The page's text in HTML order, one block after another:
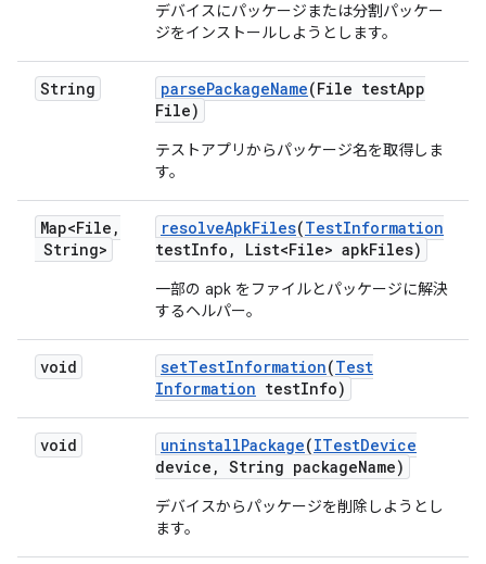
デバイスにパッケージまたは分割パッケー
ジをインストールしようとします。
String parsePackageName(File testApp
File)
テストアプリからパッケージ名を取得しま
す。
Map<File ,
String>
resolveApkFiles(TestInformation
testInfo , List<File> apkFiles)
一部の apk をファイルとパッケージに解決
するヘルパー。
void setTestInformation(Test
Information testInfo)
void uninstallPackage(ITestDevice
device , String packageName)
デバイスからパッケージを削除しようとし
ます。